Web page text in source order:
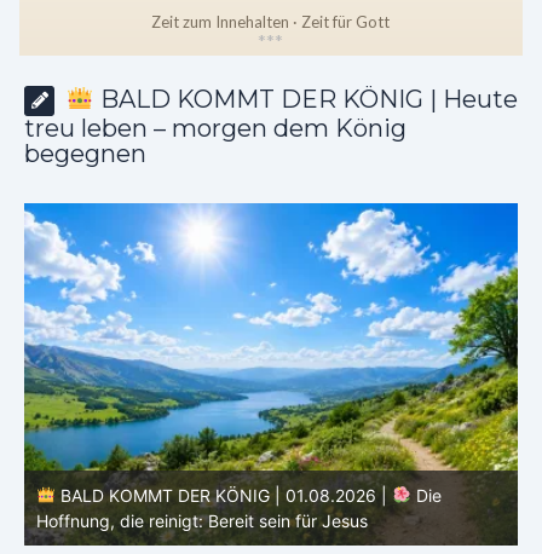
Zeit zum Innehalten · Zeit für Gott
***
BALD KOMMT DER KÖNIG | Heute
treu leben – morgen dem König
begegnen
BALD KOMMT DER KÖNIG | 01.08.2026 | Einführung in
den Monat |
August – Heiligung und Charakterbildung